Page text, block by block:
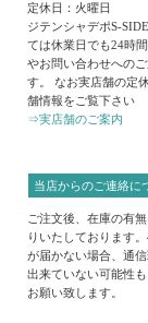
定休日：火曜日
ジテンシャデポS-
ては休業日でも24時
やお問い合わせへの
す。 なお実店舗の定
舗情報をご覧下さい
⇒実店舗のご案内
当店からのご連絡に
ご注文後、在庫の有
りいたしております
が届かない場合、通
出来ていない可能性
お願い致します。